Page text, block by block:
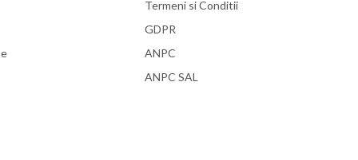
Termeni si Conditii
GDPR
ANPC
ANPC SAL